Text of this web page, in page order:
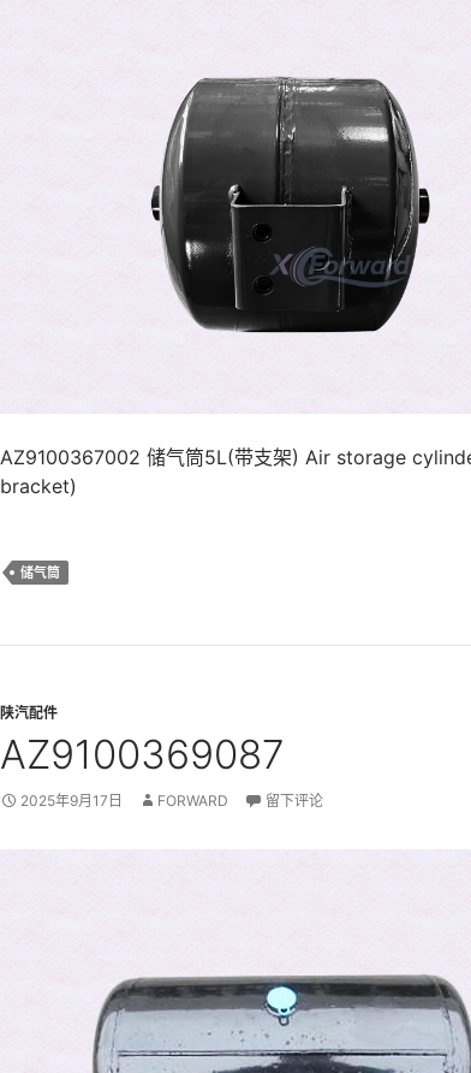
AZ9100367002 储气筒5L(带支架) Air storage
bracket)
储气筒
陕汽配件
AZ9100369087
2025年9月17日 FORWARD 留下评论